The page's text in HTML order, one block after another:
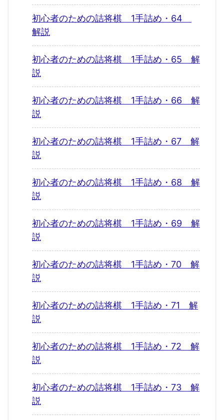
初心者のための詰将棋 1手詰め・64
解説
初心者のための詰将棋 1手詰め・65 解
説
初心者のための詰将棋 1手詰め・66 解
説
初心者のための詰将棋 1手詰め・67 解
説
初心者のための詰将棋 1手詰め・68 解
説
初心者のための詰将棋 1手詰め・69 解
説
初心者のための詰将棋 1手詰め・70 解
説
初心者のための詰将棋 1手詰め・71 解
説
初心者のための詰将棋 1手詰め・72 解
説
初心者のための詰将棋 1手詰め・73 解
説